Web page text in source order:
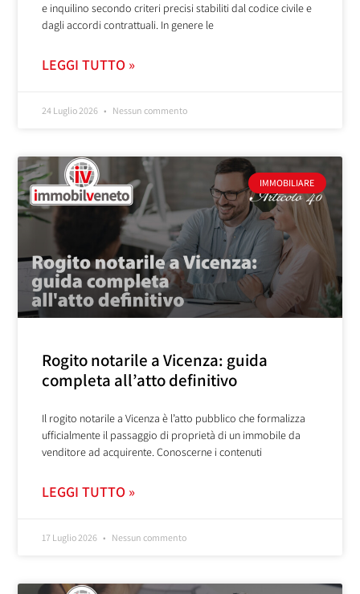
e inquilino secondo criteri precisi stabiliti dal codice civile e
dagli accordi contrattuali. In genere le
LEGGI TUTTO »
24 Luglio 2026 Nessun commento
IMMOBILIARE
Rogito notarile a Vicenza: guida
completa all’atto definitivo
Il rogito notarile a Vicenza è l’atto pubblico che formalizza
ufficialmente il passaggio di proprietà di un immobile da
venditore ad acquirente. Conoscerne i contenuti
LEGGI TUTTO »
17 Luglio 2026 Nessun commento